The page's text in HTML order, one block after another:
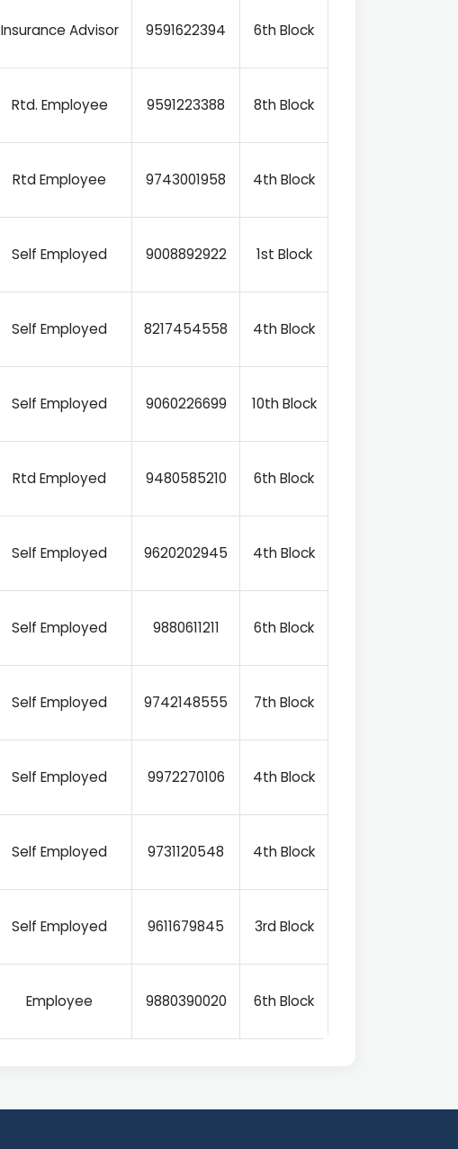
Insurance Advisor 9591622394 6th Block
Rtd. Employee 9591223388 8th Block
Rtd Employee 9743001958 4th Block
Self Employed 9008892922 1st Block
Self Employed 8217454558 4th Block
Self Employed 9060226699 10th Block
Rtd Employed 9480585210 6th Block
Self Employed 9620202945 4th Block
Self Employed 9880611211 6th Block
Self Employed 9742148555 7th Block
Self Employed 9972270106 4th Block
Self Employed 9731120548 4th Block
Self Employed 9611679845 3rd Block
Employee 9880390020 6th Block